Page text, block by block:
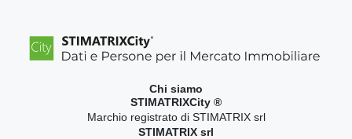
Chi siamo
STIMATRIXCity ®
Marchio registrato di STIMATRIX srl
STIMATRIX srl